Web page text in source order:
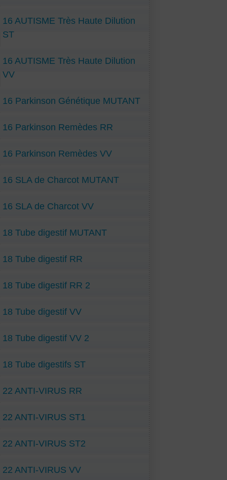
16 AUTISME Très Haute Dilution
ST
16 AUTISME Très Haute Dilution
VV
16 Parkinson Génétique MUTANT
16 Parkinson Remèdes RR
16 Parkinson Remèdes VV
16 SLA de Charcot MUTANT
16 SLA de Charcot VV
18 Tube digestif MUTANT
18 Tube digestif RR
18 Tube digestif RR 2
18 Tube digestif VV
18 Tube digestif VV 2
18 Tube digestifs ST
22 ANTI-VIRUS RR
22 ANTI-VIRUS ST1
22 ANTI-VIRUS ST2
22 ANTI-VIRUS VV